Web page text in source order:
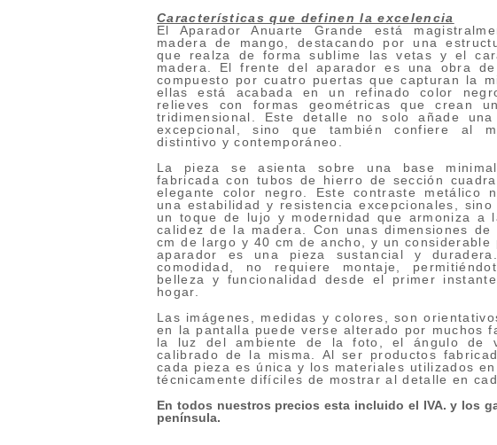
Características que definen la excelencia
El Aparador Anuarte Grande está
madera de mango, destacando por una
que realza de forma sublime las vetas y el
madera. El frente del aparador es una obra
compuesto por cuatro puertas que capturan la
ellas está acabada en un refinado color
relieves con formas geométricas que crean
tridimensional. Este detalle no solo añade
excepcional, sino que también confiere al
distintivo y contemporáneo.
La pieza se asienta sobre una base
fabricada con tubos de hierro de sección
elegante color negro. Este contraste metálico
una estabilidad y resistencia excepcionales, sino
un toque de lujo y modernidad que armoniza a
calidez de la madera. Con unas dimensiones
cm de largo y 40 cm de ancho, y un considerable
aparador es una pieza sustancial y
comodidad, no requiere montaje,
belleza y funcionalidad desde el primer
hogar.
Las imágenes, medidas y colores, son
en la pantalla puede verse alterado por muchos
la luz del ambiente de la foto, el ángulo de
calibrado de la misma. Al ser productos
cada pieza es única y los materiales utilizados
técnicamente difíciles de mostrar al detalle en
En todos nuestros precios esta incluido el IVA. y los
península.